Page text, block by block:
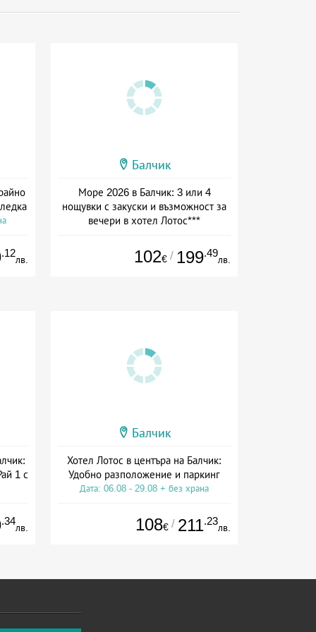
.12
лв.
Балчик
Море 2026 в Балчик: 3 или 4
нощувки с закуски и възможност за
вечери в хотел Лотос***
102€ / 199.49
лв.
1 с
.34
лв.
Балчик
Хотел Лотос в центъра на Балчик:
Удобно разположение и паркинг
Дата: 06.08 - 29.08 + без храна
108€ / 211.23
лв.